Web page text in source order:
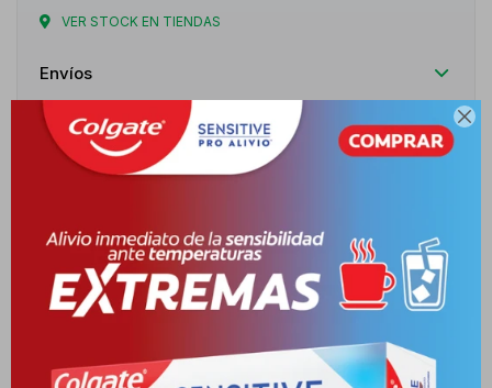

VER STOCK EN TIENDAS
Envíos
Cambios y Devoluciones
Características
Receta Venta libre